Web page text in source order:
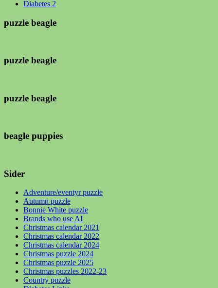
Diabetes 2
puzzle beagle
puzzle beagle
puzzle beagle
beagle puppies
Sider
Adventure/eventyr puzzle
Autumn puzzle
Bonnie White puzzle
Brands who use AI
Christmas calendar 2021
Christmas calendar 2022
Christmas calendar 2024
Christmas puzzle 2024
Christmas puzzle 2025
Christmas puzzles 2022-23
Country puzzle